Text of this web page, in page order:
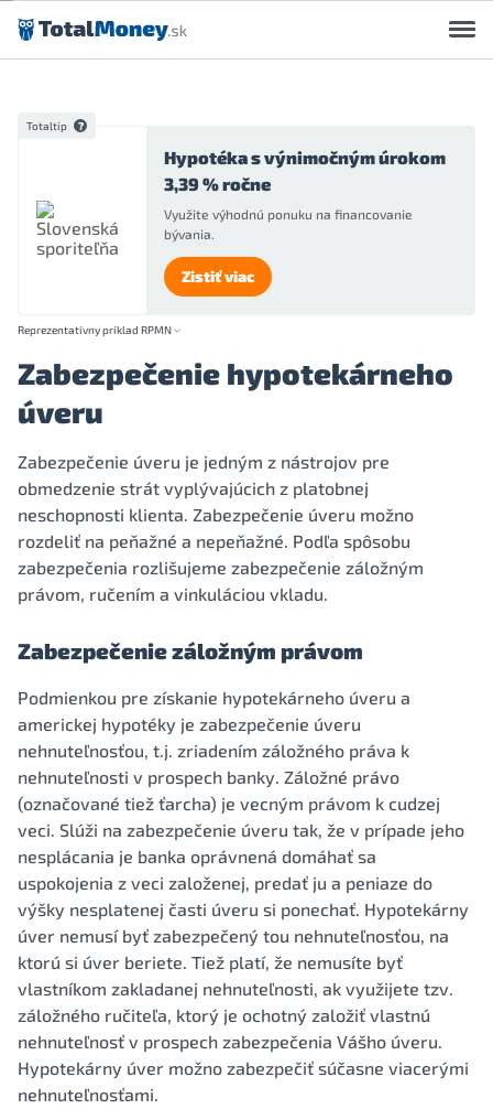
Preskočiť na obsah
Totaltip
Hypotéka s výnimočným úrokom
3,39 % ročne
Využite výhodnú ponuku na financovanie
bývania.
Zistiť viac
Reprezentatívny príklad RPMN
Zabezpečenie hypotekárneho
úveru
Zabezpečenie úveru je jedným z nástrojov pre
obmedzenie strát vyplývajúcich z platobnej
neschopnosti klienta. Zabezpečenie úveru možno
rozdeliť na peňažné a nepeňažné. Podľa spôsobu
zabezpečenia rozlišujeme zabezpečenie záložným
právom, ručením a vinkuláciou vkladu.
Zabezpečenie záložným právom
Podmienkou pre získanie hypotekárneho úveru a
americkej hypotéky je zabezpečenie úveru
nehnuteľnosťou, t.j. zriadením záložného práva k
nehnuteľnosti v prospech banky. Záložné právo
(označované tiež ťarcha) je vecným právom k cudzej
veci. Slúži na zabezpečenie úveru tak, že v prípade jeho
nesplácania je banka oprávnená domáhať sa
uspokojenia z veci založenej, predať ju a peniaze do
výšky nesplatenej časti úveru si ponechať. Hypotekárny
úver nemusí byť zabezpečený tou nehnuteľnosťou, na
ktorú si úver beriete. Tiež platí, že nemusíte byť
vlastníkom zakladanej nehnuteľnosti, ak využijete tzv.
záložného ručiteľa, ktorý je ochotný založiť vlastnú
nehnuteľnosť v prospech zabezpečenia Vášho úveru.
Hypotekárny úver možno zabezpečiť súčasne viacerými
nehnuteľnosťami.